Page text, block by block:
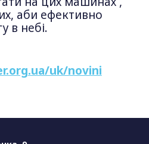
аби ефективно
в небі.
uk/novini